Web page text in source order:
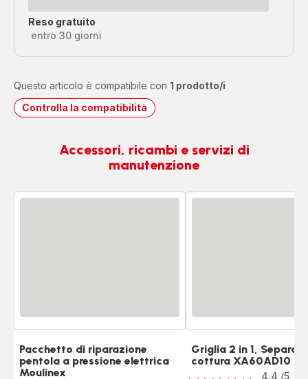
Reso gratuito
entro 30 giorni
Questo articolo è compatibile con 1 prodotto/i
Controlla la compatibilità
Accessori, ricambi e servizi di
manutenzione
Pacchetto di riparazione
pentola a pressione elettrica
Moulinex
Griglia 2 in 1,
cottura XA60AD10
Voto
4.4 /5